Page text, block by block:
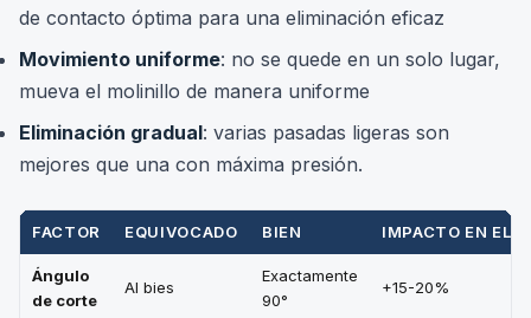
de contacto óptima para una eliminación eficaz
Movimiento uniforme: no se quede en un solo lugar,
mueva el molinillo de manera uniforme
Eliminación gradual: varias pasadas ligeras son
mejores que una con máxima presión.
FACTOR EQUIVOCADO BIEN IMPACTO EN EL
Ángulo
de corte
Al bies
Exactamente
90°
+15-20%